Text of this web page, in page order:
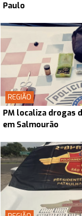
Paulo
REGIÃO
PM localiza drogas
em Salmourão